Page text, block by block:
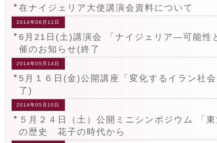
在ナイジェリア大使講演会資料について
2014年06月11日
6月21日(土)講演会 「ナイジェリア―可能性
催のお知らせ(終了
2014年05月14日
5月１６日(金)公開講座「変化するイラン社
了)
2014年05月10日
５月２４日（土）公開ミニシンポジウム 「
の歴史 花子の時代から